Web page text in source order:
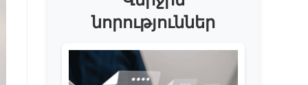
նորություններ